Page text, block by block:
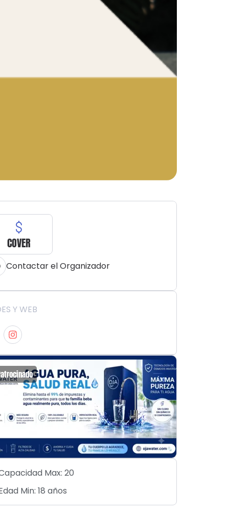
COVER
Contactar el Organizador
Y WEB
Max: 20
Min: 18 años